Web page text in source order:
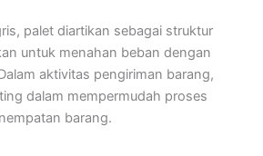
palet diartikan sebagai struktur
untuk menahan beban dengan
aktivitas pengiriman barang,
dalam mempermudah proses
barang.